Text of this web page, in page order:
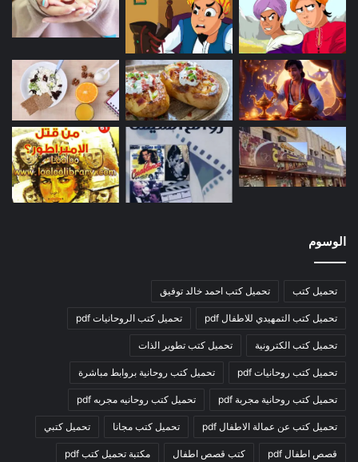
الوسوم
تحميل كتب تحميل كتب احمد خالد توفيق
تحميل كتب التمهيدي للاطفال pdf تحميل كتب الروحانيات pdf
تحميل كتب الكترونية تحميل كتب تطوير الذات
تحميل كتب روحانيات pdf تحميل كتب روحانية بروابط مباشرة
تحميل كتب روحانية مجربة pdf تحميل كتب روحانيه مجربه pdf
تحميل كتب عن عمالة الاطفال pdf تحميل كتب مجانا تحميل كتبي
قصص اطفال pdf كتب قصص اطفال مكتبة تحميل كتب pdf